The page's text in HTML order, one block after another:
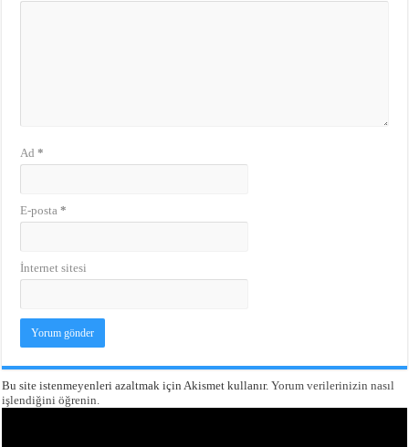
Ad*
E-posta*
İnternet sitesi
Bu site istenmeyenleri azaltmak için Akismet kullanır.Yorum verilerinizin nasıl
işlendiğini öğrenin.